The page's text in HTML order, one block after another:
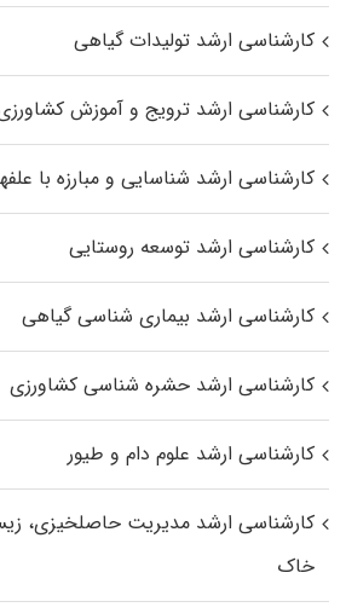
کارشناسی ارشد تولیدات گیاهی
کارشناسی ارشد ترویج و آموزش
کارشناسی ارشد شناسایی و مبارزه با
کارشناسی ارشد توسعه روستایی
کارشناسی ارشد بیماری‌ شناسی گیاهی
کارشناسی ارشد حشره‌ شناسی کشاورزی
کارشناسی ارشد علوم دام و طیور
کارشناسی ارشد مدیریت حاصلخیزی،
خاک